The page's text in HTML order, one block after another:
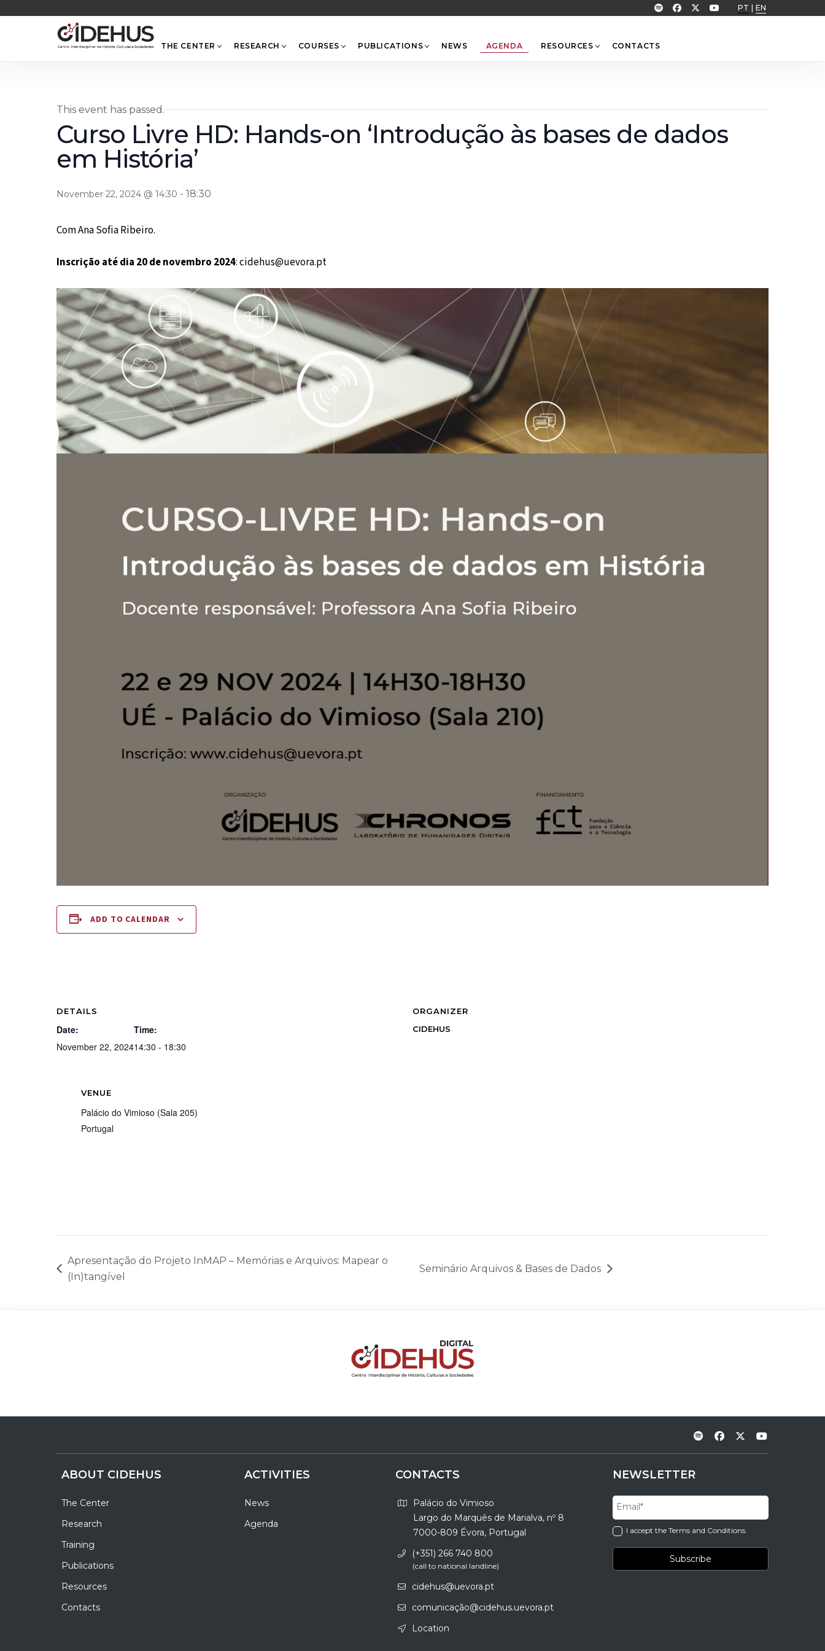
PT EN
THE CENTER RESEARCH COURSES PUBLICATIONS NEWS AGENDA RESOURCES CONTACTS
This event has passed.
Curso Livre HD: Hands-on ‘Introdução às bases de dados
em História’
November 22, 2024 @ 14:30 - 18:30
Com Ana Sofia Ribeiro.
Inscrição até dia 20 de novembro 2024: cidehus@uevora.pt
ADD TO CALENDAR
DETAILS
Date:
November 22, 2024
Time:
14:30 - 18:30
ORGANIZER
CIDEHUS
VENUE
Palácio do Vimioso (Sala 205)
Portugal
Apresentação do Projeto InMAP – Memórias e Arquivos: Mapear o
(In)tangível
Seminário Arquivos & Bases de Dados
Top
ABOUT CIDEHUS
The Center
Research
Training
Publications
Resources
Contacts
ACTIVITIES
News
Agenda
CONTACTS
Palácio do Vimioso
Largo do Marquês de Marialva, nº 8
7000-809 Évora, Portugal
(+351) 266 740 800
(call to national landline)
cidehus@uevora.pt
comunicação@cidehus.uevora.pt
Location
NEWSLETTER
I accept the Terms and Conditions.